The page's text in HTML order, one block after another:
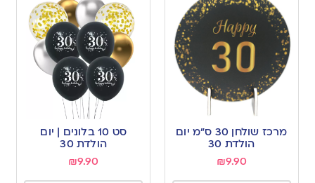
מרכז שולחן 30 ס”מ יום
הולדת 30
₪9.90
סט 10 בלונים | יום
הולדת 30
₪9.90